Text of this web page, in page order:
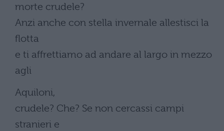
morte crudele?
Anzi anche con stella invernale allestisci la
flotta
e ti affrettiamo ad andare al largo in mezzo
agli
Aquiloni,
crudele? Che? Se non cercassi campi
stranieri e